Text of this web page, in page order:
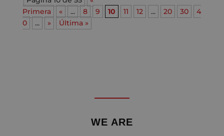
Primera
« ... 8 9 10 11 12 ... 20 30
4
0
... » Última »
WE ARE